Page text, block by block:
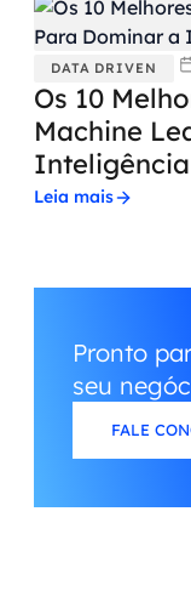
DATA DRIVEN
Os 10
Machine
Leia mais
Pronto
seu
FALE